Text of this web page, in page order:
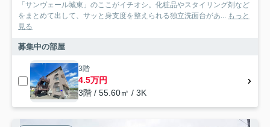
「サンヴェール城東」のここがイチオシ。化粧品やスタイリング剤など
をまとめて出して、サッと身支度を整えられる独立洗面台があ... もっと
見る
募集中の部屋
3階
4.5万円
3階 / 55.60㎡ / 3K